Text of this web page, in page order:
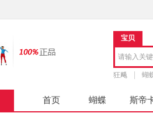
宝贝
狂飚 蝴
首页 蝴蝶 斯帝